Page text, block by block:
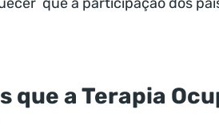
que a Terapia